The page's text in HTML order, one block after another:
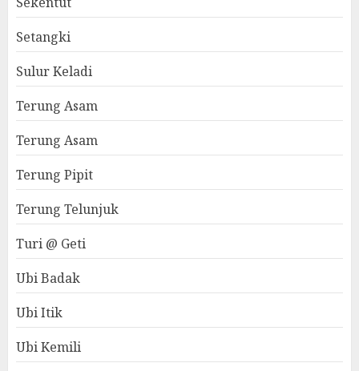
Setangki
Sulur Keladi
Terung Asam
Terung Asam
Terung Pipit
Terung Telunjuk
Turi @ Geti
Ubi Badak
Ubi Itik
Ubi Kemili